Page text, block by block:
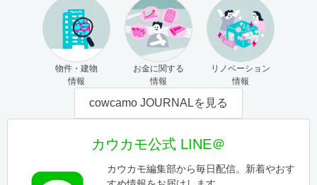
物件・建物
情報
お金に関する
情報
リノベーション
情報
cowcamo JOURNALを見る
カウカモ公式 LINE＠
カウカモ編集部から毎日配信。新着やおす